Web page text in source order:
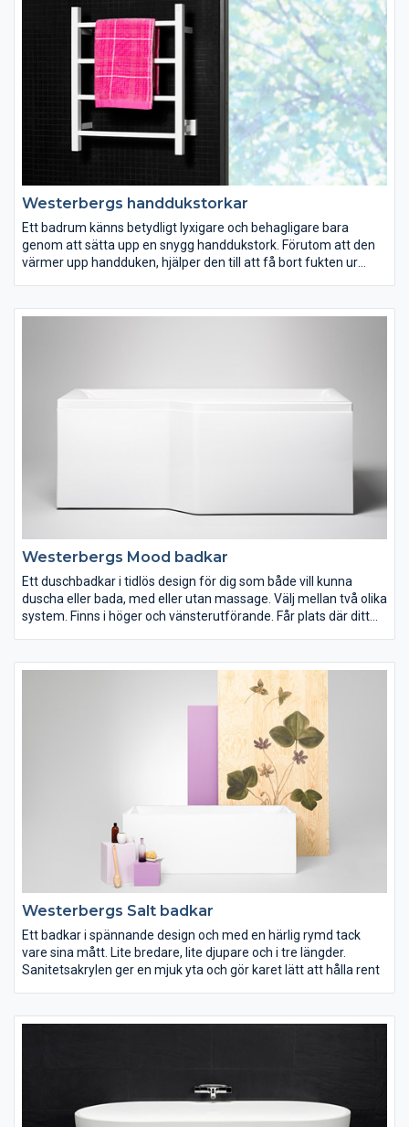
Westerbergs handdukstorkar
Ett badrum känns betydligt lyxigare och behagligare bara
genom att sätta upp en snygg handdukstork. Förutom att den
värmer upp handduken, hjälper den till att få bort fukten ur
Westerbergs Mood badkar
Ett duschbadkar i tidlös design för dig som både vill kunna
duscha eller bada, med eller utan massage. Välj mellan två olika
system. Finns i höger och vänsterutförande. Får plats där ditt
Westerbergs Salt badkar
Ett badkar i spännande design och med en härlig rymd tack
vare sina mått. Lite bredare, lite djupare och i tre längder.
Sanitetsakrylen ger en mjuk yta och gör karet lätt att hålla rent